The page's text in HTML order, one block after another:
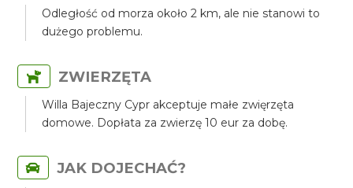
Odległość od morza około 2 km, ale nie stanowi to
dużego problemu.
ZWIERZĘTA
Willa Bajeczny Cypr akceptuje małe zwięrzęta
domowe. Dopłata za zwierzę 10 eur za dobę.
JAK DOJECHAĆ?